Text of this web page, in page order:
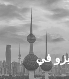
في